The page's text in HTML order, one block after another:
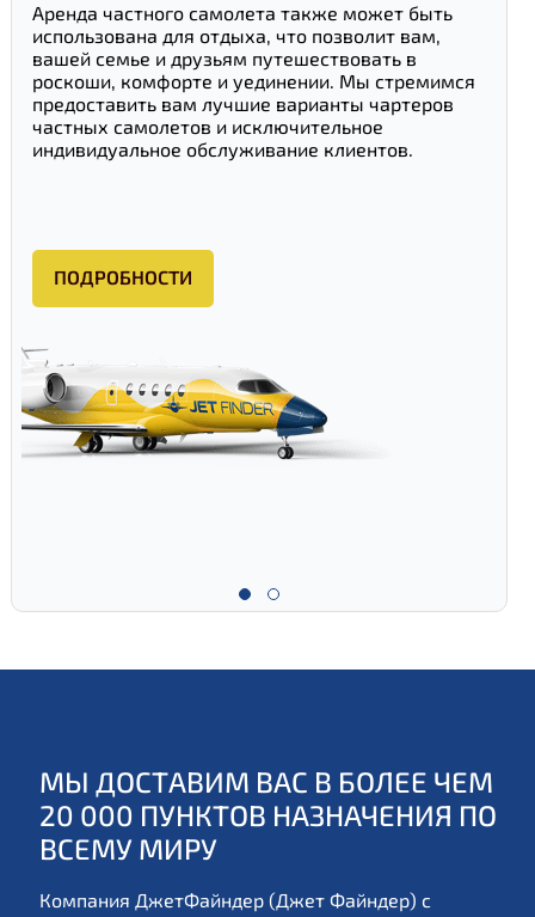
Аренда частного самолета также может быть
использована для отдыха, что позволит вам,
вашей семье и друзьям путешествовать в
роскоши, комфорте и уединении. Мы стремимся
предоставить вам лучшие варианты чартеров
частных самолетов и исключительное
индивидуальное обслуживание клиентов.
ПОДРОБНОСТИ
МЫ ДОСТАВИМ ВАС В БОЛЕЕ ЧЕМ
20 000 ПУНКТОВ НАЗНАЧЕНИЯ ПО
ВСЕМУ МИРУ
Компания ДжетФайндер (Джет Файндер) с